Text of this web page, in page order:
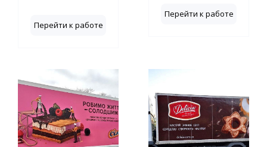
Перейти к работе
Перейти к работе